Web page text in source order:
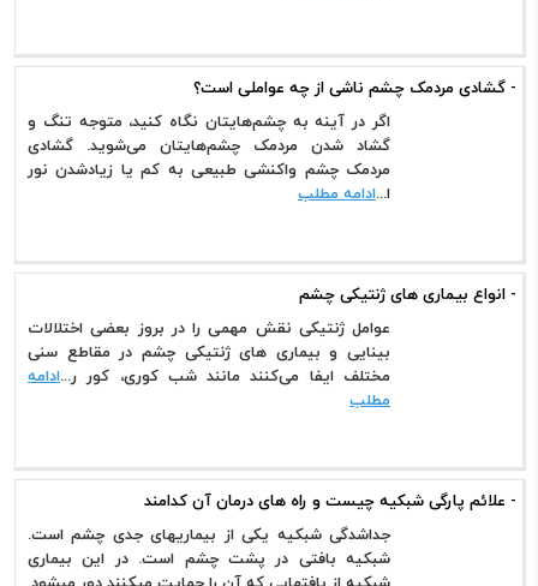
- گشادی مردمک چشم ناشی از چه عواملی است؟
اگر در آینه به چشم‌هایتان نگاه کنید، متوجه تنگ و
گشاد شدن مردمک چشم‌هایتان می‌شوید. گشادی
مردمک چشم واکنشی طبیعی به کم یا زیادشدن نور
ا...ادامه مطلب
- انواع بیماری های ژنتیکی چشم
عوامل ژنتیکی نقش مهمی را در بروز بعضی اختلالات
بینایی و بیماری های ژنتیکی چشم در مقاطع سنی
مختلف ایفا می‌کنند مانند شب کوری، کور ر...ادامه
مطلب
- علائم پارگی شبکیه چیست و راه های درمان آن کدامند
جداشدگی شبکیه یکی از بیماریهای جدی چشم است.
شبکیه بافتی در پشت چشم است. در این بیماری